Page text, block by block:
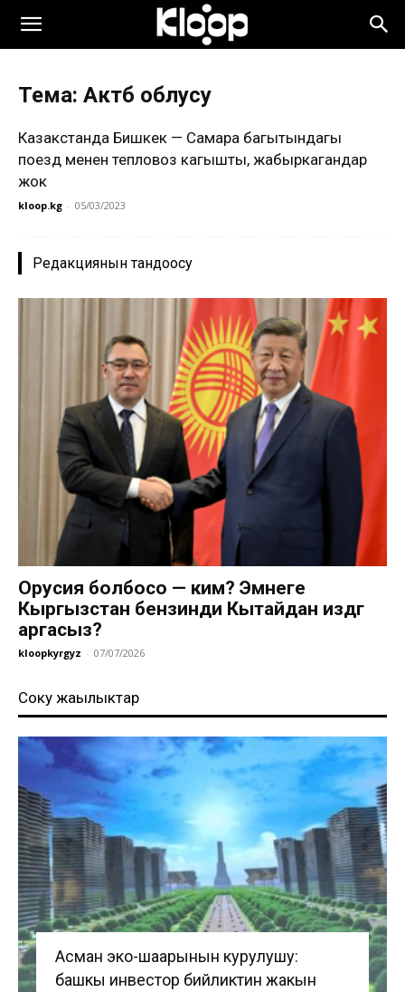
Тема: Актөбө облусу
Казакстанда Бишкек — Самара багытындагы
поезд менен тепловоз кагышты, жабыркагандар
жок
kloop.kg - 05/03/2023
Редакциянын тандоосу
Орусия болбосо — ким? Эмнеге
Кыргызстан бензинди Кытайдан издөөгө
аргасыз?
kloopkyrgyz - 07/07/2026
Соңку жаңылыктар
Асман эко-шаарынын курулушу:
башкы инвестор бийликтин жакын